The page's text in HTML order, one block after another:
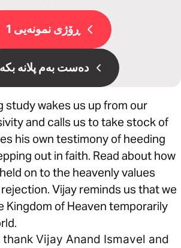
ڕۆژی نمونەیی 1
دەست بەم پلانە بکە
study wakes us up from our
and calls us to take stock of
his own testimony of heeding
out in faith. Read about how
on to the heavenly values
Vijay reminds us that we
Kingdom of Heaven temporarily
Vijay Anand Ismavel and